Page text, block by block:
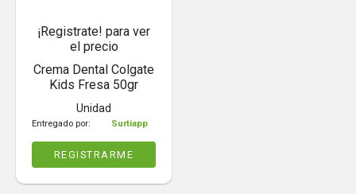
¡Registrate! para ver
el precio
Crema Dental Colgate
Kids Fresa 50gr
Unidad
Entregado por: Surtiapp
REGISTRARME